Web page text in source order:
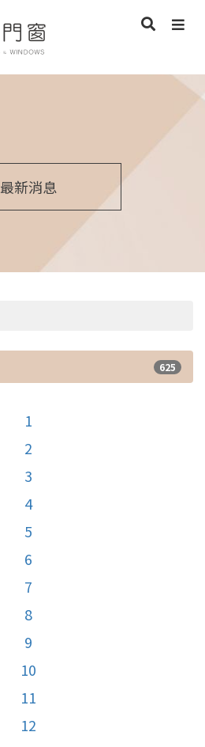
最新消息
625
1
2
3
4
5
6
7
8
9
10
11
12